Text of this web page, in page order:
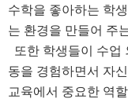
수학을 좋아하는 학
는 환경을 만들어 주
또한 학생들이 수업
동을 경험하면서 자
교육에서 중요한 역